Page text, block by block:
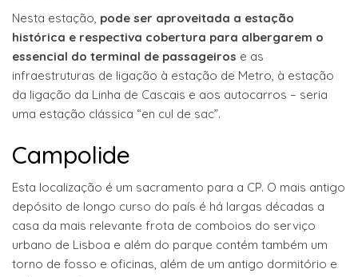
Nesta estação, pode ser aproveitada a estação
histórica e respectiva cobertura para albergarem o
essencial do terminal de passageiros e as
infraestruturas de ligação à estação de Metro, à estação
da ligação da Linha de Cascais e aos autocarros – seria
uma estação clássica “en cul de sac”.
Campolide
Esta localização é um sacramento para a CP. O mais antigo
depósito de longo curso do país é há largas décadas a
casa da mais relevante frota de comboios do serviço
urbano de Lisboa e além do parque contém também um
torno de fosso e oficinas, além de um antigo dormitório e